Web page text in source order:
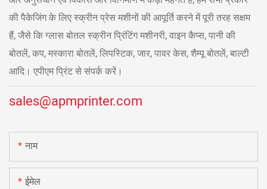
की पैकेजिंग के लिए स्क्रीन प्रेस मशीनों की आपूर्ति करने में पूरी तरह सक्षम
हैं, जैसे कि ग्लास बोतल स्क्रीन प्रिंटिंग मशीनरी, वाइन कैप्स, पानी की
बोतलें, कप, मस्कारा बोतलें, लिपस्टिक, जार, पावर केस, शैम्पू बोतलें, बाल्टी
आदि। एपीएम प्रिंट से संपर्क करें।
sales@apmprinter.com
नाम
ईमेल